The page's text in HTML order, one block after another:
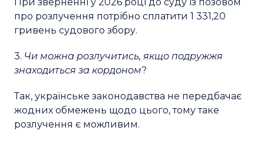
про розлучення потрібно сплатити 1 331,20
гривень судового збору.
3. Чи можна розлучитись, якщо подружжя
знаходиться за кордоном?
Так, українське законодавства не передбачає
жодних обмежень щодо цього, тому таке
розлучення є можливим.